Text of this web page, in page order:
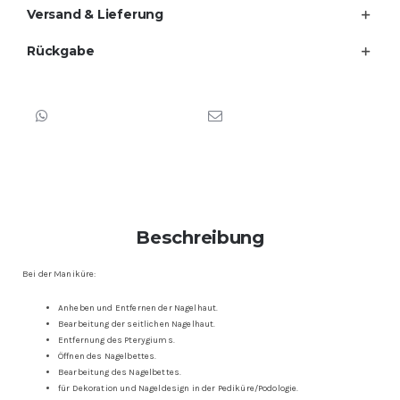
Versand & Lieferung
Rückgabe
Beschreibung
Bei der Maniküre:
Anheben und Entfernen der Nagelhaut.
Bearbeitung der seitlichen Nagelhaut.
Entfernung des Pterygiums.
Öffnen des Nagelbettes.
Bearbeitung des Nagelbettes.
für Dekoration und Nageldesign in der Pediküre/Podologie.